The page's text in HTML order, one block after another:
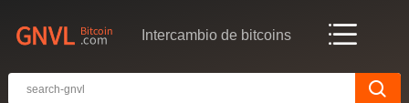
Intercambio de bitcoins